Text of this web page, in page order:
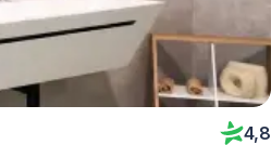
4,8